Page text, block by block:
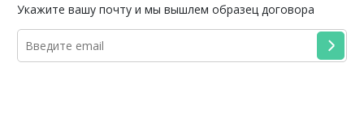
Укажите вашу почту и мы вышлем образец договора